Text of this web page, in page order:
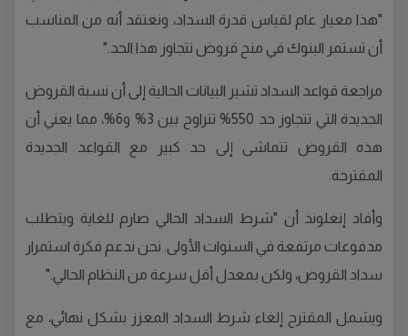
"هذا معيار عام لقياس قدرة السداد، ونعتقد أنه من المناسب
أن تستمر البنوك في منح قروض تتجاوز هذا الحد."
مراجعة قواعد السداد تشير البيانات الحالية إلى أن نسبة القروض
الجديدة التي تتجاوز حد 550% تتراوح بين 3% و6%، مما يعني أن
هذه القروض تتماشى إلى حد كبير مع القواعد الجديدة
المقترحة.
وأفاد إنغلوند أن "شرط السداد الحالي صارم للغاية ويتطلب
مدفوعات مرتفعة في السنوات الأولى. نحن ندعم فكرة استمرار
سداد القروض، ولكن بمعدل أقل سرعة من النظام الحالي."
ويشمل المقترح إلغاء شرط السداد المعزز بشكل نهائي، مع